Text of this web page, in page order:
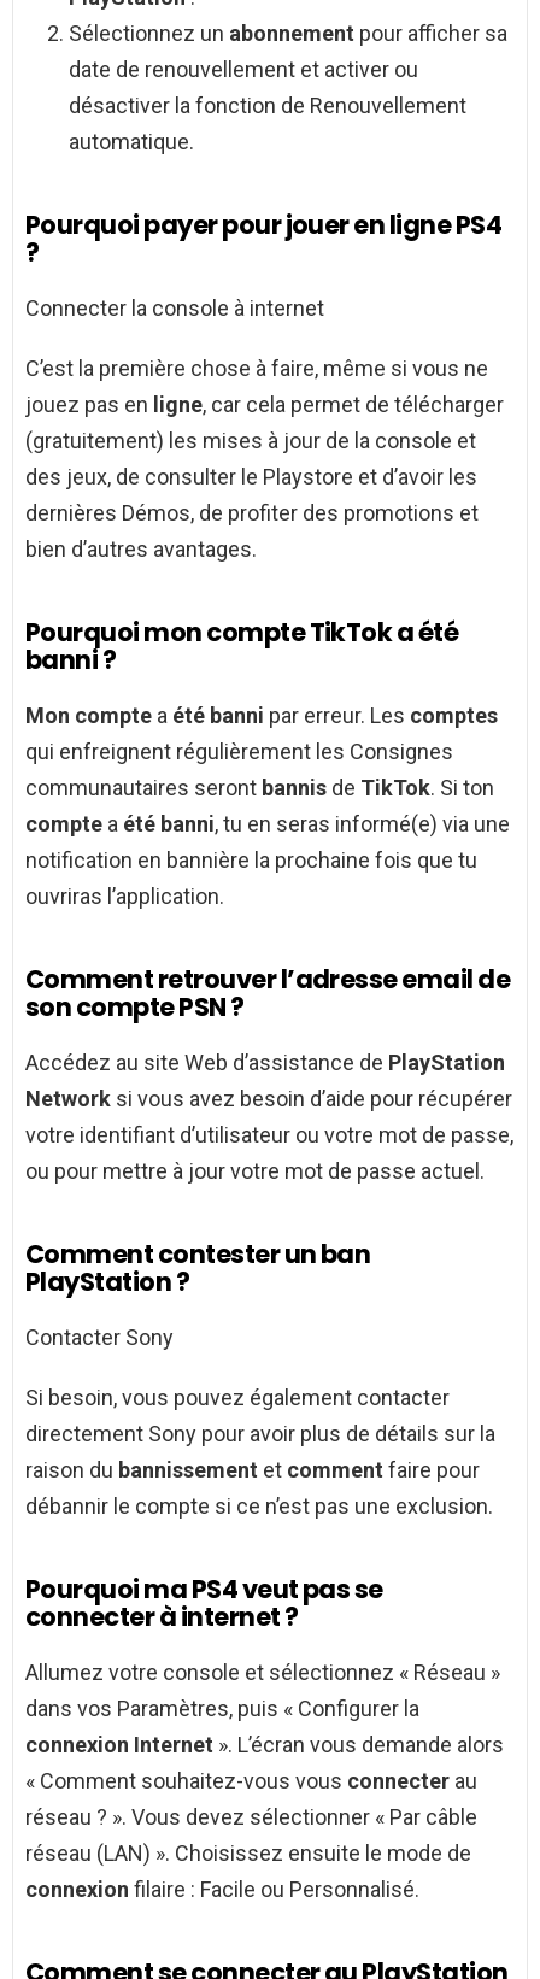
Sélectionnez un abonnement pour afficher sa
date de renouvellement et activer ou
désactiver la fonction de Renouvellement
automatique.
Pourquoi payer pour jouer en ligne PS4
?
Connecter la console à internet
C’est la première chose à faire, même si vous ne
jouez pas en ligne, car cela permet de télécharger
(gratuitement) les mises à jour de la console et
des jeux, de consulter le Playstore et d’avoir les
dernières Démos, de profiter des promotions et
bien d’autres avantages.
Pourquoi mon compte TikTok a été
banni ?
Mon compte a été banni par erreur. Les comptes
qui enfreignent régulièrement les Consignes
communautaires seront bannis de TikTok. Si ton
compte a été banni, tu en seras informé(e) via une
notification en bannière la prochaine fois que tu
ouvriras l’application.
Comment retrouver l’adresse email de
son compte PSN ?
Accédez au site Web d’assistance de PlayStation
Network si vous avez besoin d’aide pour récupérer
votre identifiant d’utilisateur ou votre mot de passe,
ou pour mettre à jour votre mot de passe actuel.
Comment contester un ban
PlayStation ?
Contacter Sony
Si besoin, vous pouvez également contacter
directement Sony pour avoir plus de détails sur la
raison du bannissement et comment faire pour
débannir le compte si ce n’est pas une exclusion.
Pourquoi ma PS4 veut pas se
connecter à internet ?
Allumez votre console et sélectionnez « Réseau »
dans vos Paramètres, puis « Configurer la
connexion Internet ». L’écran vous demande alors
« Comment souhaitez-vous vous connecter au
réseau ? ». Vous devez sélectionner « Par câble
réseau (LAN) ». Choisissez ensuite le mode de
connexion filaire : Facile ou Personnalisé.